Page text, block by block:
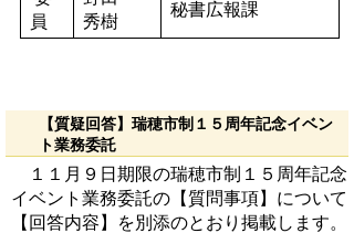
員
秀樹
秘書広報課
【質疑回答】瑞穂市制１５周年記念イベン
ト業務委託
１１月９日期限の瑞穂市制１５周年記念
イベント業務委託の【質問事項】について
【回答内容】を別添のとおり掲載します。